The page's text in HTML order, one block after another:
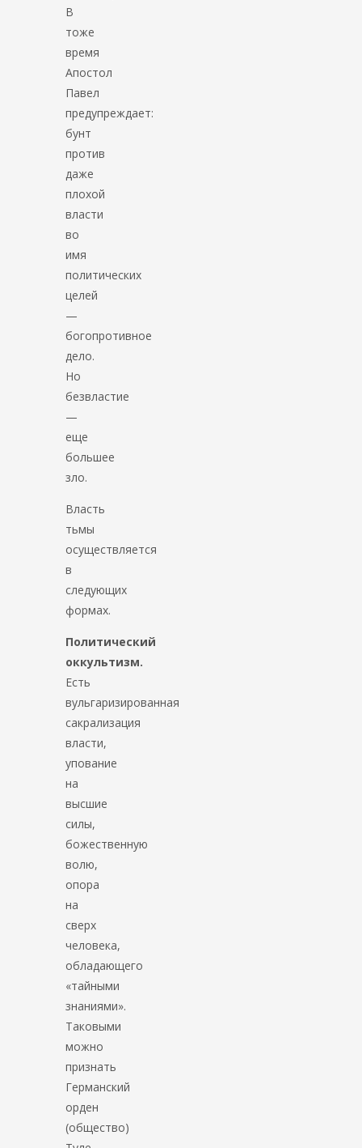
В
тоже
время
Апостол
Павел
предупреждает:
бунт
против
даже
плохой
власти
во
имя
политических
целей
—
богопротивное
дело.
Но
безвластие
—
еще
большее
зло.
Власть
тьмы
осуществляется
в
следующих
формах.
Политический
оккультизм.
Есть
вульгаризированная
сакрализация
власти,
упование
на
высшие
силы,
божественную
волю,
опора
на
сверх
человека,
обладающего
«тайными
знаниями».
Таковыми
можно
признать
Германский
орден
(общество)